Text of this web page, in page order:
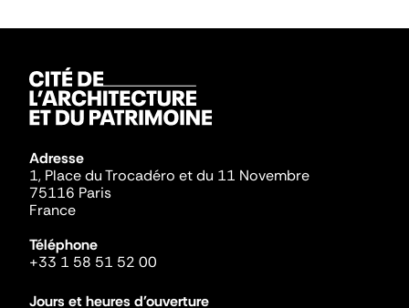
Adresse
1, Place du Trocadéro et du 11 Novembre
75116 Paris
France
Téléphone
+33 1 58 51 52 00
Jours et heures d'ouverture